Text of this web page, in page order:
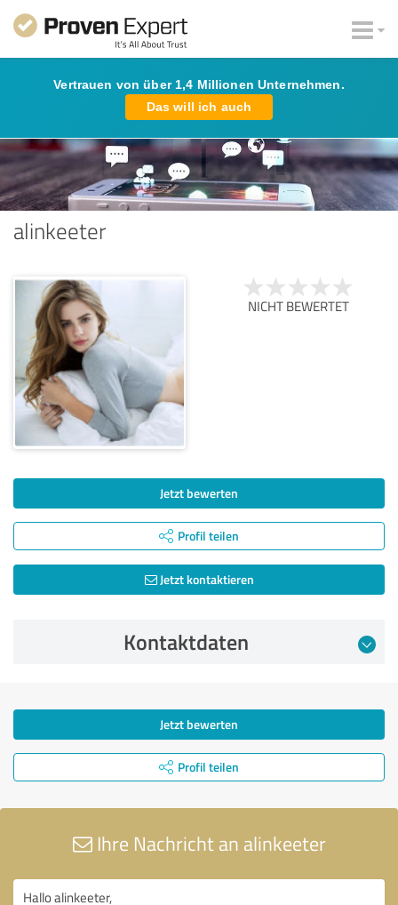
Vertrauen von über 1,4 Millionen Unternehmen.
Das will ich auch
alinkeeter
NICHT BEWERTET
Jetzt bewerten
Profil teilen
Jetzt kontaktieren
Kontaktdaten
Jetzt bewerten
Profil teilen
Ihre Nachricht an alinkeeter